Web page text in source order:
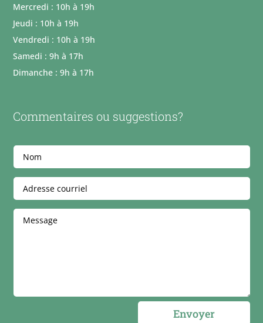
Mercredi : 10h à 19h
Jeudi : 10h à 19h
Vendredi : 10h à 19h
Samedi : 9h à 17h
Dimanche : 9h à 17h
Commentaires ou suggestions?
Envoyer